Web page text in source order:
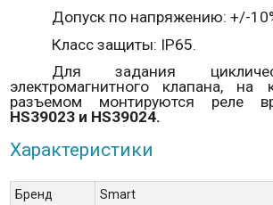
Допуск по напряжению: +/-
Класс защиты: IP65.
Для задания
электромагнитного клапана,
разъемом монтируются реле
HS39023 и HS39024.
Характеристики
Бренд
Smart